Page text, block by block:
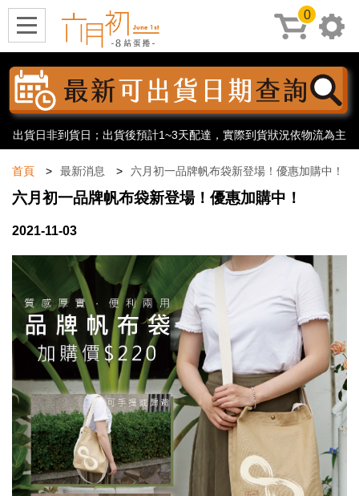
出貨日非到貨日；出貨後預計1~3天配達，實際到貨狀況依物流為主
首頁 最新消息 六月初一品牌帆布袋新登場！優惠加購中！
六月初一品牌帆布袋新登場！優惠加購中！
2021-11-03
0